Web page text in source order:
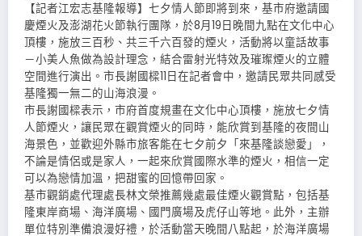
【記者江宏志基隆報導】七夕情人節即將到來，基市府邀請國
慶煙火及澎湖花火節執行團隊，於8月19日晚間九點在文化中心
頂樓，施放三百秒、共三千六百發的煙火，活動將以童話故事
－小美人魚做為設計理念，結合雷射光特效及璀璨煙火的立體
空間進行演出。市長謝國樑11日在記者會中，邀請民眾共同感受
基隆獨一無二的山海浪漫。
市長謝國樑表示，市府首度規畫在文化中心頂樓，施放七夕情
人節煙火，讓民眾在觀賞煙火的同時，能欣賞到基隆的夜間山
海景色，並歡迎外縣市旅客能在七夕前夕「來基隆談戀愛」，
不論是情侶或是家人，一起來欣賞國際水準的煙火，相信一定
可以為戀情加溫，把甜蜜的回憶帶回家。
基市觀銷處代理處長林文榮推薦幾處最佳煙火觀賞點，包括基
隆東岸商場、海洋廣場、國門廣場及虎仔山等地。此外，主辦
單位特別準備浪漫好禮，於活動當天晚間八點起，於海洋廣場